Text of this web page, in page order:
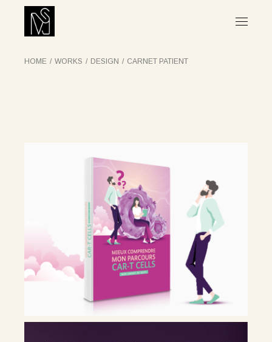
content
HOME WORKS DESIGN CARNET PATIENT